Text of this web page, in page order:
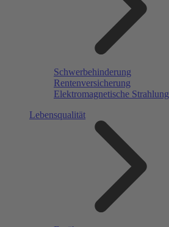
Schwerbehinderung
Rentenversicherung
Elektromagnetische Strahlung
Lebensqualität